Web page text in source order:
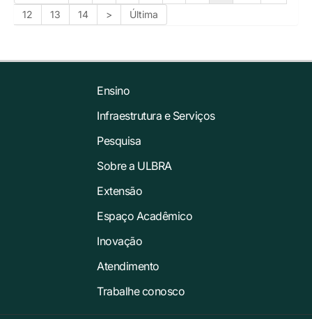
12
13 14 > Última
Ensino
Infraestrutura e Serviços
Pesquisa
Sobre a ULBRA
Extensão
Espaço Acadêmico
Inovação
Atendimento
Trabalhe conosco